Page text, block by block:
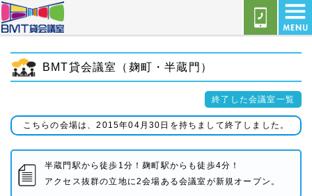
BMT貸会議室（麹町・半蔵門）
終了した会議室一覧
こちらの会場は、2015年04月30日を持ちまして終了しました。
半蔵門駅から徒歩1分！麹町駅からも徒歩4分！
アクセス抜群の立地に2会場ある会議室が新規オープン。